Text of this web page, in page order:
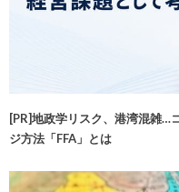
[PR]地政学リスク、港湾混雑…
ジ方法「FFA」とは